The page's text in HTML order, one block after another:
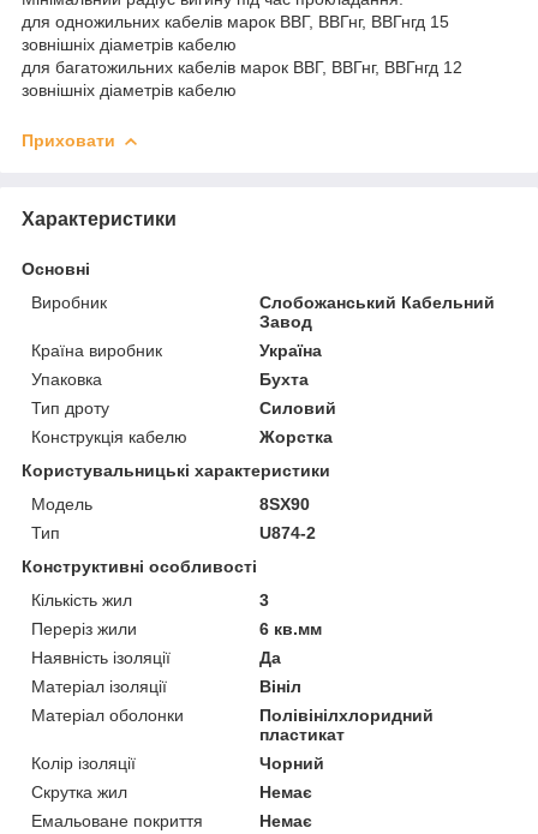
для одножильних кабелів марок ВВГ, ВВГнг, ВВГнгд 15
зовнішніх діаметрів кабелю
для багатожильних кабелів марок ВВГ, ВВГнг, ВВГнгд 12
зовнішніх діаметрів кабелю
Приховати
Характеристики
Основні
Виробник
Слобожанський Кабельний
Завод
Країна виробник
Україна
Упаковка
Бухта
Тип дроту
Силовий
Конструкція кабелю
Жорстка
Користувальницькі характеристики
Мoдель
8SX90
Тип
U874-2
Конструктивні особливості
Кількість жил
3
Переріз жили
6 кв.мм
Наявність ізоляції
Да
Матеріал ізоляції
Вініл
Матеріал оболонки
Полівінілхлоридний
пластикат
Колір ізоляції
Чорний
Скрутка жил
Немає
Емальоване покриття
Немає